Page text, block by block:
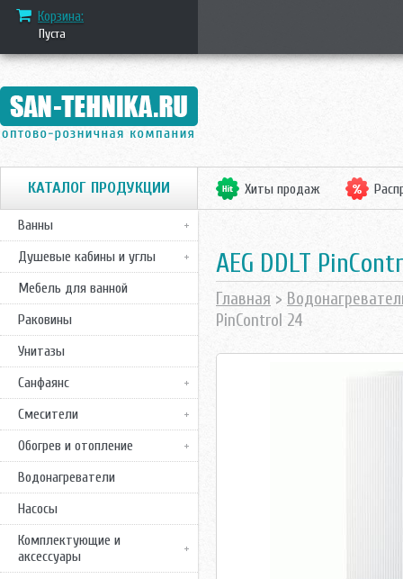
Корзина:
Пуста
КАТАЛОГ ПРОДУКЦИИ
Ванны
Душевые кабины и углы
Мебель для ванной
Раковины
Унитазы
Санфаянс
Смесители
Обогрев и отопление
Водонагреватели
Насосы
Комплектующие и
аксессуары
Хиты продаж
AEG DDLT
Главная >
PinControl 24